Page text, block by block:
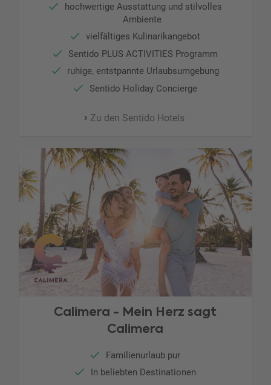
hochwertige Ausstattung und stilvolles
Ambiente
vielfältiges Kulinarikangebot
Sentido PLUS ACTIVITIES Programm
ruhige, entstpannte Urlaubsumgebung
Sentido Holiday Concierge
Zu den Sentido Hotels
Calimera - Mein Herz sagt
Calimera
Familienurlaub pur
In beliebten Destinationen